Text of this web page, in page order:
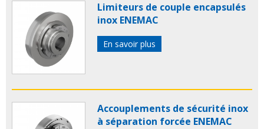
Limiteurs de couple encapsulés
inox ENEMAC
En savoir plus
Accouplements de sécurité inox
à séparation forcée ENEMAC